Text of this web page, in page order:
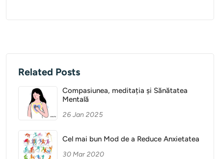
Related Posts
Compasiunea, meditația și Sănătatea
Mentală
26 Jan 2025
Cel mai bun Mod de a Reduce Anxietatea
30 Mar 2020